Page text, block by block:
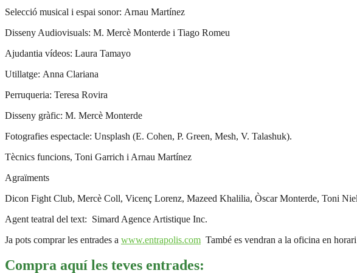
Selecció musical i espai sonor: Arnau Martínez
Disseny Audiovisuals: M. Mercè Monterde i Tiago Romeu
Ajudantia vídeos: Laura Tamayo
Utillatge: Anna Clariana
Perruqueria: Teresa Rovira
Disseny gràfic: M. Mercè Monterde
Fotografies espectacle: Unsplash (E. Cohen, P. Green, Mesh, V. Talashuk).
Tècnics funcions, Toni Garrich i Arnau Martínez
Agraïments
Dicon Fight Club, Mercè Coll, Vicenç Lorenz, Mazeed Khalilia, Òscar Monterde, Toni
Agent teatral del text: Simard Agence Artistique Inc.
Ja pots comprar les entrades a www.entrapolis.com També es vendran a la oficina en
Compra aquí les teves entrades: